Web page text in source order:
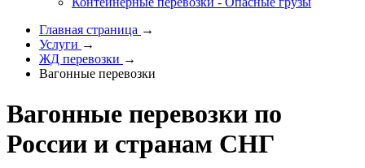
Главная страница →
Услуги →
ЖД перевозки →
Вагонные перевозки
Вагонные перевозки по
России и странам СНГ